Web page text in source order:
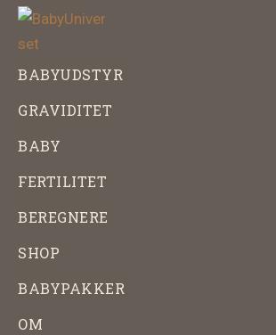
Skip
direkte
BabyUniverset
Alt
baby,
graviditet
babyudstyr
BABYUDSTYR
GRAVIDITET
BABY
FERTILITET
BEREGNERE
SHOP
BABYPAKKER
OM